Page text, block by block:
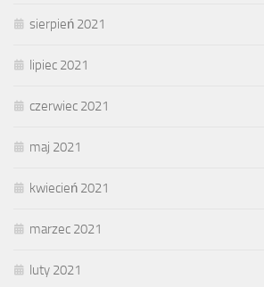
sierpień 2021
lipiec 2021
czerwiec 2021
maj 2021
kwiecień 2021
marzec 2021
luty 2021